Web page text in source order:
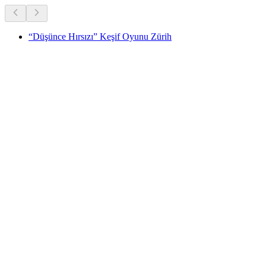
“Düşünce Hırsızı” Keşif Oyunu Zürih